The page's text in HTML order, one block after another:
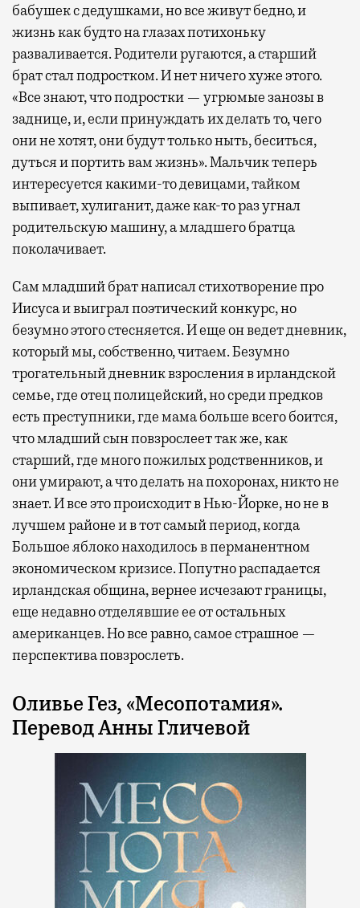
бабушек с дедушками, но все живут бедно, и
жизнь как будто на глазах потихоньку
разваливается. Родители ругаются, а старший
брат стал подростком. И нет ничего хуже этого.
«Все знают, что подростки — угрюмые занозы в
заднице, и, если принуждать их делать то, чего
они не хотят, они будут только ныть, беситься,
дуться и портить вам жизнь». Мальчик теперь
интересуется какими-то девицами, тайком
выпивает, хулиганит, даже как-то раз угнал
родительскую машину, а младшего братца
поколачивает.
Сам младший брат написал стихотворение про
Иисуса и выиграл поэтический конкурс, но
безумно этого стесняется. И еще он ведет дневник,
который мы, собственно, читаем. Безумно
трогательный дневник взросления в ирландской
семье, где отец полицейский, но среди предков
есть преступники, где мама больше всего боится,
что младший сын повзрослеет так же, как
старший, где много пожилых родственников, и
они умирают, а что делать на похоронах, никто не
знает. И все это происходит в Нью-Йорке, но не в
лучшем районе и в тот самый период, когда
Большое яблоко находилось в перманентном
экономическом кризисе. Попутно распадается
ирландская община, вернее исчезают границы,
еще недавно отделявшие ее от остальных
американцев. Но все равно, самое страшное —
перспектива повзрослеть.
Оливье Гез, «Месопотамия».
Перевод Анны Гличевой